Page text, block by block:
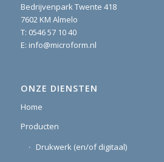
Bedrijvenpark Twente 418
7602 KM Almelo
T: 0546 57 10 40
E: info@microform.nl
ONZE DIENSTEN
Home
Producten
Drukwerk (en/of digitaal)